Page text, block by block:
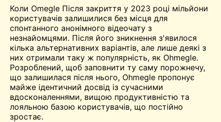
Коли Omegle Після закриття у 2023 році мільйони
користувачів залишилися без місця для
спонтанного анонімного відеочату з
незнайомцями. Після його зникнення з'явилося
кілька альтернативних варіантів, але лише деякі з
них отримали таку ж популярність, як Ohmegle.
Розроблений, щоб заповнити ту саму порожнечу,
що залишилася після нього, Ohmegle пропонує
майже ідентичний досвід із сучасними
вдосконаленнями, вищою продуктивністю та
лояльною базою користувачів, що постійно
зростає.